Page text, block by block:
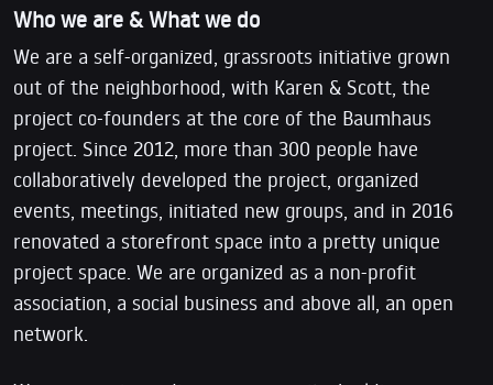
Who we are & What we do
We are a self-organized, grassroots initiative grown
out of the neighborhood, with Karen & Scott, the
project co-founders at the core of the Baumhaus
project. Since 2012, more than 300 people have
collaboratively developed the project, organized
events, meetings, initiated new groups, and in 2016
renovated a storefront space into a pretty unique
project space. We are organized as a non-profit
association, a social business and above all, an open
network.